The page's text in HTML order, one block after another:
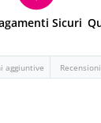
Sicuri
aggiuntive